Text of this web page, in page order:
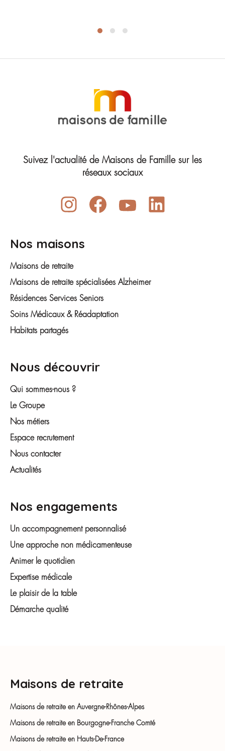
l’évolution naturelle du sommeil […]
Suivez l'actualité de Maisons de Famille sur les
réseaux sociaux
Nos maisons
Maisons de retraite
Maisons de retraite spécialisées Alzheimer
Résidences Services Seniors
Soins Médicaux & Réadaptation
Habitats partagés
Nous découvrir
Qui sommes-nous ?
Le Groupe
Nos métiers
Espace recrutement
Nous contacter
Actualités
Nos engagements
Un accompagnement personnalisé
Une approche non médicamenteuse
Animer le quotidien
Expertise médicale
Le plaisir de la table
Démarche qualité
Maisons de retraite
Maisons de retraite en Auvergne-Rhônes-Alpes
Maisons de retraite en Bourgogne-Franche Comté
Maisons de retraite en Hauts-De-France